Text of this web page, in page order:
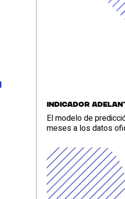
Indicador
El modelo de
meses a los datos